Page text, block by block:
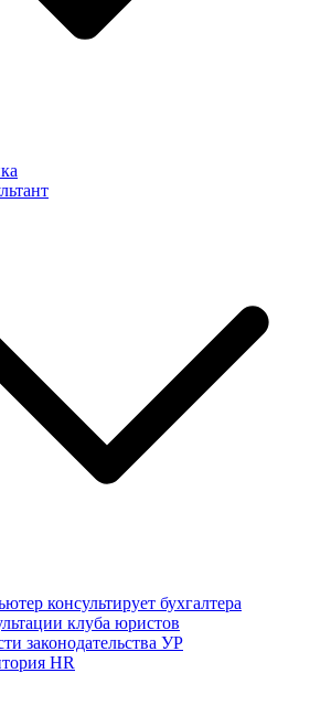
консультирует бухгалтера
клуба юристов
законодательства УР
HR